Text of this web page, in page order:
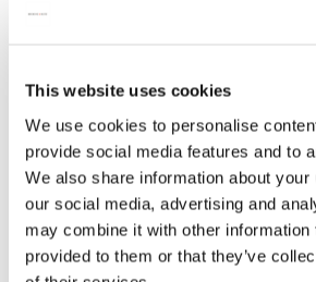
This website uses cookies
We use cookies to personalise
provide social media features and to
We also share information about
our social media, advertising and
may combine it with other information
provided to them or that they’ve